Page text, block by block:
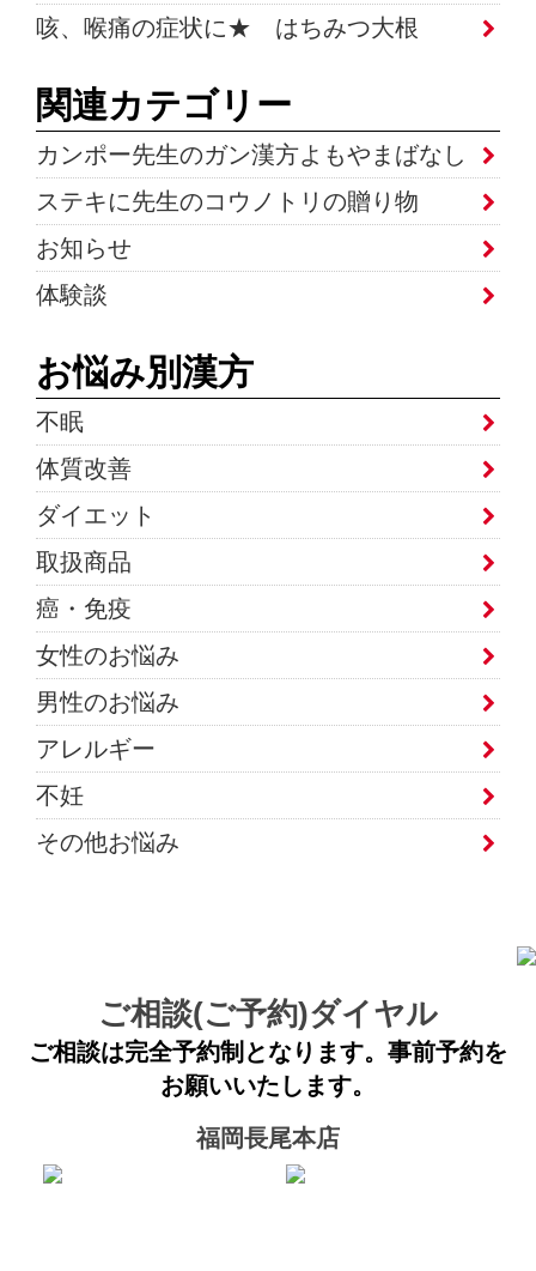
咳、喉痛の症状に★ はちみつ大根
関連カテゴリー
カンポー先生のガン漢方よもやまばなし
ステキに先生のコウノトリの贈り物
お知らせ
体験談
お悩み別漢方
不眠
体質改善
ダイエット
取扱商品
癌・免疫
女性のお悩み
男性のお悩み
アレルギー
不妊
その他お悩み
ご相談(ご予約)ダイヤル
ご相談は完全予約制となります。事前予約を
お願いいたします。
福岡長尾本店